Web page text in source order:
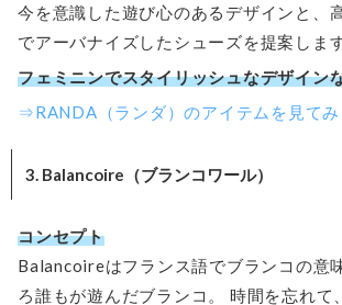
今を意識した遊び心のあるデザインと、
でアーバナイズしたシューズを提案します
フェミニンでスタイリッシュなデザイン
⇒RANDA（ランダ）のアイテムを見てみ
3. Balancoire（ブランコワール）
コンセプト
Balancoireはフランス語でブランコの意
ろ誰もが遊んだブランコ。 時間を忘れて